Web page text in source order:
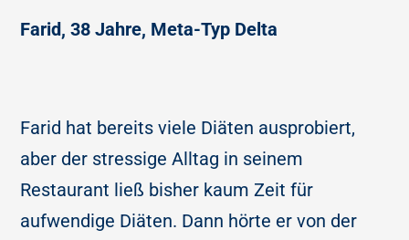
Farid, 38 Jahre, Meta-Typ Delta
Farid hat bereits viele Diäten ausprobiert,
aber der stressige Alltag in seinem
Restaurant ließ bisher kaum Zeit für
aufwendige Diäten. Dann hörte er von der